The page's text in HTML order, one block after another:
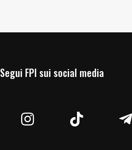
Segui FPI sui social media